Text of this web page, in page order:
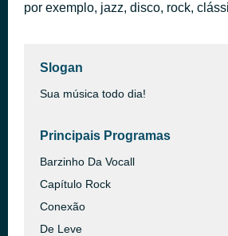
Me and Mrs. Jones
por exemplo, jazz, disco, rock,
Slogan
Sua música todo dia!
Principais Programas
Barzinho Da Vocall
Capítulo Rock
Conexão
De Leve